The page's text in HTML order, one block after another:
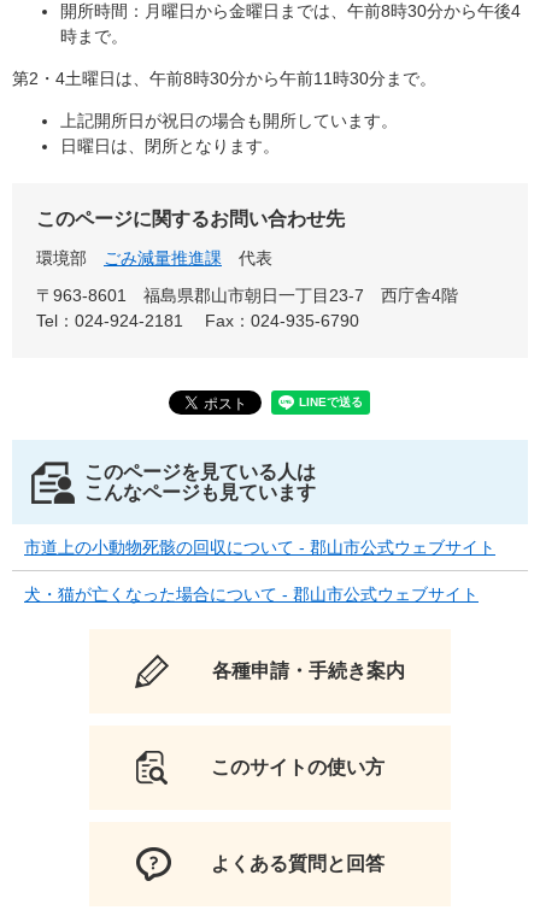
開所時間：月曜日から金曜日までは、午前8時30分から午後4
時まで。
第2・4土曜日は、午前8時30分から午前11時30分まで。
上記開所日が祝日の場合も開所しています。
日曜日は、閉所となります。
このページに関するお問い合わせ先
環境部 ごみ減量推進課
代表
〒963-8601
福島県郡山市朝日一丁目23-7 西庁舎4階
Tel：024-924-2181
Fax：024-935-6790
このページを見ている人は
こんなページも見ています
市道上の小動物死骸の回収について - 郡山市公式ウェブサイト
犬・猫が亡くなった場合について - 郡山市公式ウェブサイト
各種申請・手続き案内
このサイトの使い方
よくある質問と回答